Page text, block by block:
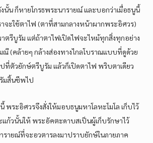
นั้น ก็หายโกรธพระนารายณ์ และบอกว่าเมื่อธนูนี้
าจะใช้ตาไฟ (ตาที่สามกลางหน้าผากพระอิศวร)
าตรีบูรัม แต่ถ้าตาไฟเปิดไฟจะไหม้ทุกสิ่งทุกอย่าง
ณี (คล้ายๆ กล้างส่องทางไกลโบราณแบบที่ดูด้วย
ปที่ตัวยักษ์ตรีบูรัม แล้วก็เปิดตาไฟ พริบตาเดียว
มสิ้นชีพไป
พระอิศวรจึงสั่งให้มอบธนูมหาโลหะโมโล เก็บไว้
แก้วนั้นให้ พระอัคตะดาบสเป็นผู้เก็บรักษาไว้
ายณ์ที่จะอวตารลงมาปราบยักษ์ในภายภาค